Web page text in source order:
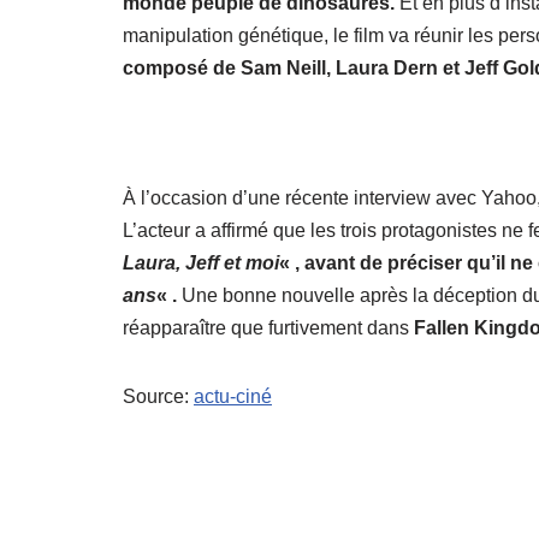
manipulation génétique, le film va réunir les
composé de Sam Neill, Laura Dern et Jeff
À l’occasion d’une récente interview avec
L’acteur a affirmé que les trois protagonistes ne
Laura, Jeff et moi« , avant de préciser qu’il
ans« . Une bonne nouvelle après la déception
réapparaître que furtivement dans Fallen
Source: actu-ciné